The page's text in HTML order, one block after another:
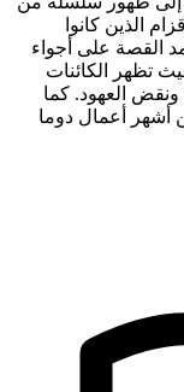
الذين كانوا
على أجواء
تظهر الكائنات
العهود. كما
أعمال دوما